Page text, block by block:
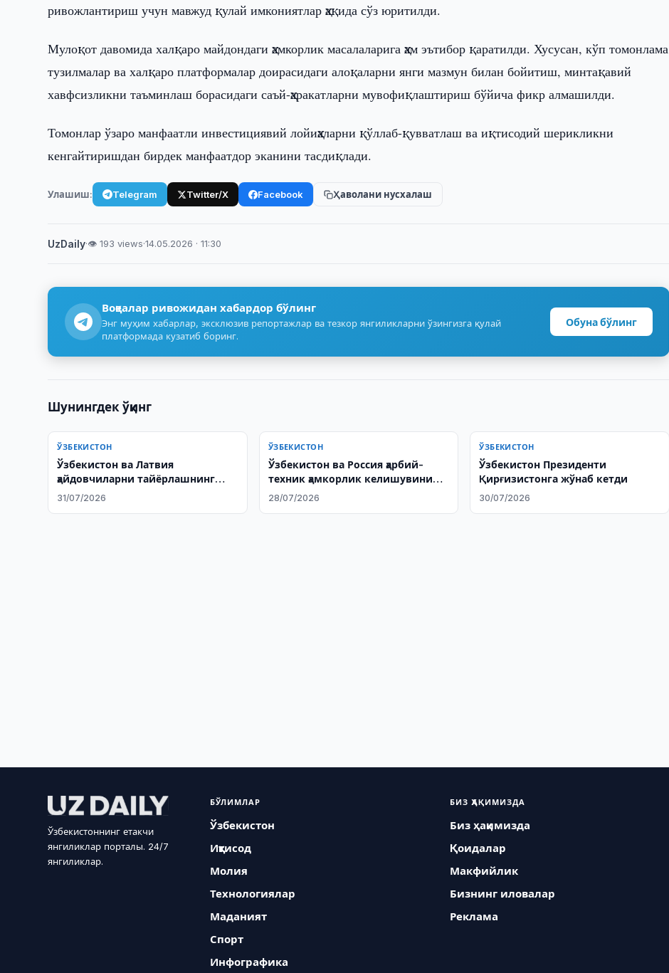
ривожлантириш учун мавжуд қулай имкониятлар ҳақида сўз юритилди.
Мулоқот давомида халқаро майдондаги ҳамкорлик масалаларига ҳам эътибор қаратилди. Хусусан, кўп томонлама
тузилмалар ва халқаро платформалар доирасидаги алоқаларни янги мазмун билан бойитиш, минтақавий
хавфсизликни таъминлаш борасидаги саъй-ҳаракатларни мувофиқлаштириш бўйича фикр алмашилди.
Томонлар ўзаро манфаатли инвестициявий лойиҳаларни қўллаб-қувватлаш ва иқтисодий шерикликни
кенгайтиришдан бирдек манфаатдор эканини тасдиқлади.
Улашиш: Telegram Twitter/X Facebook Ҳаволани нусхалаш
UzDaily·👁 193 views·14.05.2026 · 11:30
Воқеалар ривожидан хабардор бўлинг
Энг муҳим хабарлар, эксклюзив репортажлар ва тезкор янгиликларни ўзингизга қулай
платформада кузатиб боринг.
Обуна бўлинг
Шунингдек ўқинг
ЎЗБЕКИСТОН
Ўзбекистон ва Латвия
ҳайдовчиларни тайёрлашнинг
янги тизимини тайёрламоқда
31/07/2026
ЎЗБЕКИСТОН
Ўзбекистон ва Россия ҳарбий-
техник ҳамкорлик келишувини
ўзгартиради
28/07/2026
ЎЗБЕКИСТОН
Ўзбекистон Президенти
Қирғизистонга жўнаб кетди
30/07/2026
Ўзбекистоннинг етакчи
янгиликлар порталы. 24/7
янгиликлар.
БЎЛИМЛАР
Ўзбекистон
Иқтисод
Молия
Технологиялар
Маданият
Спорт
Инфографика
БИЗ ҲАҚИМИЗДА
Биз ҳақимизда
Қоидалар
Макфийлик
Бизнинг иловалар
Реклама